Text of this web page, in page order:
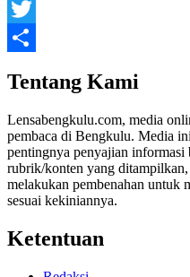
Facebook
Twitter
Tentang Kami
Lensabengkulu.com, media
pembaca di Bengkulu. Media
pentingnya penyajian informasi
rubrik/konten yang
melakukan pembenahan untuk
sesuai kekiniannya.
Ketentuan